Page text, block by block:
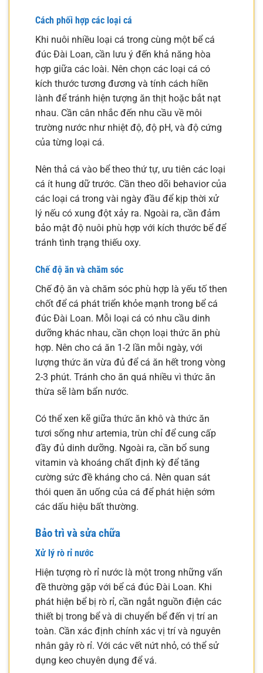
Cách phối hợp các loại cá
Khi nuôi nhiều loại cá trong cùng một bể cá
đúc Đài Loan, cần lưu ý đến khả năng hòa
hợp giữa các loài. Nên chọn các loại cá có
kích thước tương đương và tính cách hiền
lành để tránh hiện tượng ăn thịt hoặc bắt nạt
nhau. Cần cân nhắc đến nhu cầu về môi
trường nước như nhiệt độ, độ pH, và độ cứng
của từng loại cá.
Nên thả cá vào bể theo thứ tự, ưu tiên các loại
cá ít hung dữ trước. Cần theo dõi behavior của
các loại cá trong vài ngày đầu để kịp thời xử
lý nếu có xung đột xảy ra. Ngoài ra, cần đảm
bảo mật độ nuôi phù hợp với kích thước bể để
tránh tình trạng thiếu oxy.
Chế độ ăn và chăm sóc
Chế độ ăn và chăm sóc phù hợp là yếu tố then
chốt để cá phát triển khỏe mạnh trong bể cá
đúc Đài Loan. Mỗi loại cá có nhu cầu dinh
dưỡng khác nhau, cần chọn loại thức ăn phù
hợp. Nên cho cá ăn 1-2 lần mỗi ngày, với
lượng thức ăn vừa đủ để cá ăn hết trong vòng
2-3 phút. Tránh cho ăn quá nhiều vì thức ăn
thừa sẽ làm bẩn nước.
Có thể xen kẽ giữa thức ăn khô và thức ăn
tươi sống như artemia, trùn chỉ để cung cấp
đầy đủ dinh dưỡng. Ngoài ra, cần bổ sung
vitamin và khoáng chất định kỳ để tăng
cường sức đề kháng cho cá. Nên quan sát
thói quen ăn uống của cá để phát hiện sớm
các dấu hiệu bất thường.
Bảo trì và sửa chữa
Xử lý rò rỉ nước
Hiện tượng rò rỉ nước là một trong những vấn
đề thường gặp với bể cá đúc Đài Loan. Khi
phát hiện bể bị rò rỉ, cần ngắt nguồn điện các
thiết bị trong bể và di chuyển bể đến vị trí an
toàn. Cần xác định chính xác vị trí và nguyên
nhân gây rò rỉ. Với các vết nứt nhỏ, có thể sử
dụng keo chuyên dụng để vá.